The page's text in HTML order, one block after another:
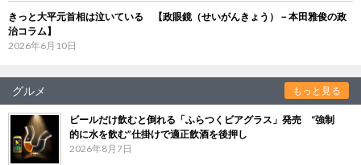
きっと大平元首相は泣いている 【政眼鏡（せいがんきょう）－本田雅俊の政
治コラム】
2026年6月10日
グルメ もっと見る
ビールだけ飲むと倒れる「ふらつくビアグラス」発売 “強制
的に水を飲む”仕掛けで適正飲酒を後押し
2026年8月7日